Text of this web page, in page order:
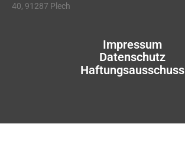
40, 91287 Plech
Impressum
Datenschutz
Haftungsausschuss